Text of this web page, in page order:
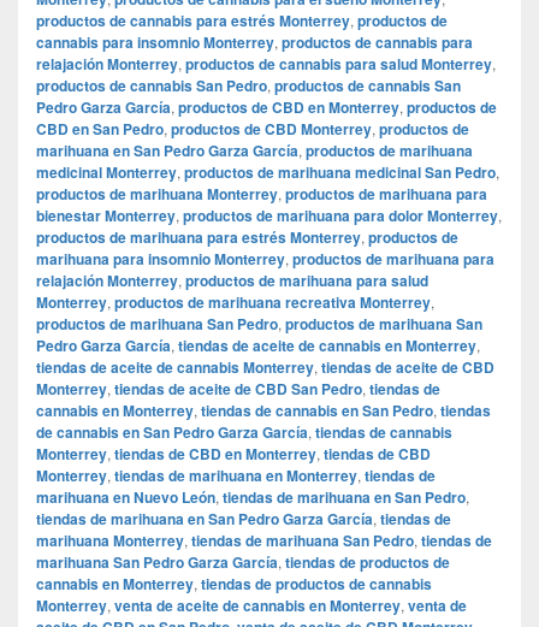
productos de cannabis para estrés Monterrey, productos de
cannabis para insomnio Monterrey, productos de cannabis para
relajación Monterrey, productos de cannabis para salud Monterrey,
productos de cannabis San Pedro, productos de cannabis San
Pedro Garza García, productos de CBD en Monterrey, productos de
CBD en San Pedro, productos de CBD Monterrey, productos de
marihuana en San Pedro Garza García, productos de marihuana
medicinal Monterrey, productos de marihuana medicinal San Pedro,
productos de marihuana Monterrey, productos de marihuana para
bienestar Monterrey, productos de marihuana para dolor Monterrey,
productos de marihuana para estrés Monterrey, productos de
marihuana para insomnio Monterrey, productos de marihuana para
relajación Monterrey, productos de marihuana para salud
Monterrey, productos de marihuana recreativa Monterrey,
productos de marihuana San Pedro, productos de marihuana San
Pedro Garza García, tiendas de aceite de cannabis en Monterrey,
tiendas de aceite de cannabis Monterrey, tiendas de aceite de CBD
Monterrey, tiendas de aceite de CBD San Pedro, tiendas de
cannabis en Monterrey, tiendas de cannabis en San Pedro, tiendas
de cannabis en San Pedro Garza García, tiendas de cannabis
Monterrey, tiendas de CBD en Monterrey, tiendas de CBD
Monterrey, tiendas de marihuana en Monterrey, tiendas de
marihuana en Nuevo León, tiendas de marihuana en San Pedro,
tiendas de marihuana en San Pedro Garza García, tiendas de
marihuana Monterrey, tiendas de marihuana San Pedro, tiendas de
marihuana San Pedro Garza García, tiendas de productos de
cannabis en Monterrey, tiendas de productos de cannabis
Monterrey, venta de aceite de cannabis en Monterrey, venta de